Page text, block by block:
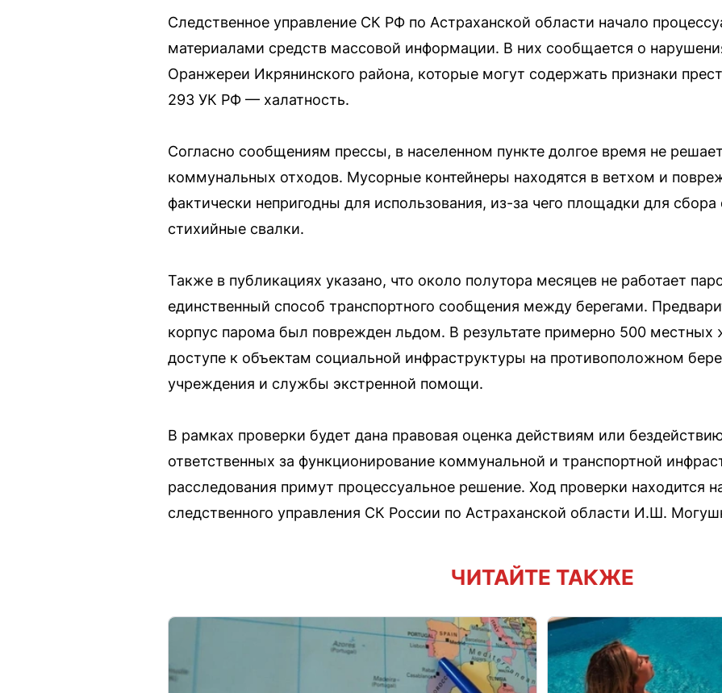
Следственное управление СК РФ по Астраханской области начало
материалами средств массовой информации. В них сообщается о
Оранжереи Икрянинского района, которые могут содержать признаки
293 УК РФ — халатность.
Согласно сообщениям прессы, в населенном пункте долгое время не
коммунальных отходов. Мусорные контейнеры находятся в ветхом и
фактически непригодны для использования, из-за чего площадки для
стихийные свалки.
Также в публикациях указано, что около полутора месяцев не работает
единственный способ транспортного сообщения между берегами.
корпус парома был поврежден льдом. В результате примерно 500 местных
доступе к объектам социальной инфраструктуры на противоположном
учреждения и службы экстренной помощи.
В рамках проверки будет дана правовая оценка действиям или
ответственных за функционирование коммунальной и транспортной
расследования примут процессуальное решение. Ход проверки находится
следственного управления СК России по Астраханской области И.Ш.
ЧИТАЙТЕ ТАКЖЕ